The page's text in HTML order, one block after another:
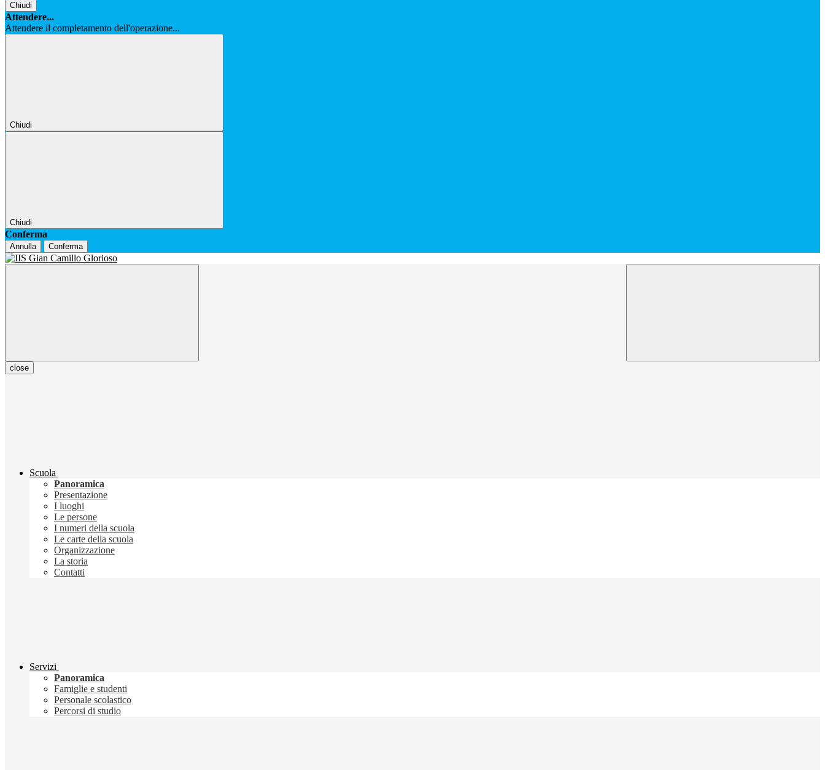
Chiudi
Attendere...
Attendere il completamento dell'operazione...
Chiudi
Chiudi
Conferma
Annulla Conferma
close
Scuola
Panoramica
Presentazione
I luoghi
Le persone
I numeri della scuola
Le carte della scuola
Organizzazione
La storia
Contatti
Servizi
Panoramica
Famiglie e studenti
Personale scolastico
Percorsi di studio